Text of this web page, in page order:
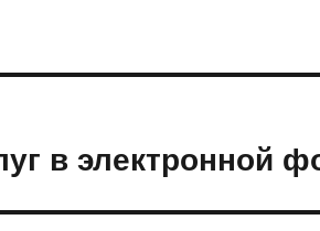
в электронной